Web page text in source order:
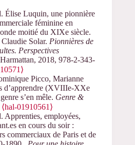
Élise Luquin, une pionnière
féminine en
moitié du XIXe siècle.
Solar. Pionnières de
Perspectives
2018, 978-2-343-
Picco, Marianne
d’apprendre (XVIIIe-XXe
s’en mêle. Genre &
⟨hal-01910561⟩
Apprenties, employées,
en cours du soir :
commerciaux de Paris et de